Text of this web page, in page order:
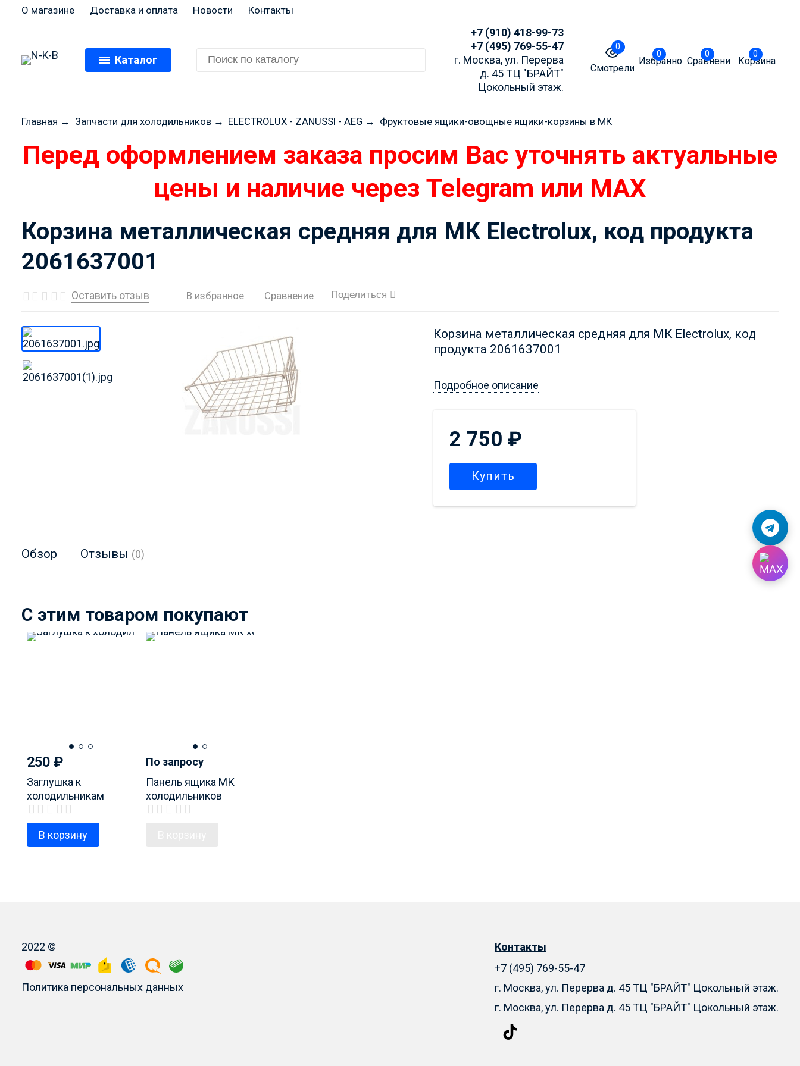
О магазине Доставка и оплата Новости Контакты
Каталог
+7 (910) 418-99-73
+7 (495) 769-55-47
г. Москва, ул. Перерва
д. 45 ТЦ "БРАЙТ"
Цокольный этаж.
0
Смотрели
0
Избранное
0
Сравнение
0
Корзина
Главная → Запчасти для холодильников→ ELECTROLUX - ZANUSSI - AEG → Фруктовые ящики-овощные ящики-корзины в МК
Перед оформлением заказа просим Вас уточнять актуальные
цены и наличие через Telegram или MAX
Корзина металлическая средняя для МК Electrolux, код продукта
2061637001
Оставить отзыв В избранное Сравнение Поделиться
Корзина металлическая средняя для МК Electrolux, код
продукта 2061637001
Подробное описание
2 750₽
Купить
Обзор Отзывы (0)
C этим товаром покупают
250 ₽
Заглушка к
холодильникам
Electrolux, код
продукта 2060603004
В корзину
По запросу
Панель ящика МК
холодильников
Electrolux, код
2022 ©
Политика персональных данных
Контакты
+7 (495) 769-55-47
г. Москва, ул. Перерва д. 45 ТЦ "БРАЙТ" Цокольный этаж.
г. Москва, ул. Перерва д. 45 ТЦ "БРАЙТ" Цокольный этаж.